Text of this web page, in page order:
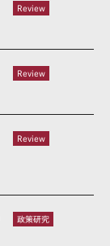
Review
Review
Review
政策研究